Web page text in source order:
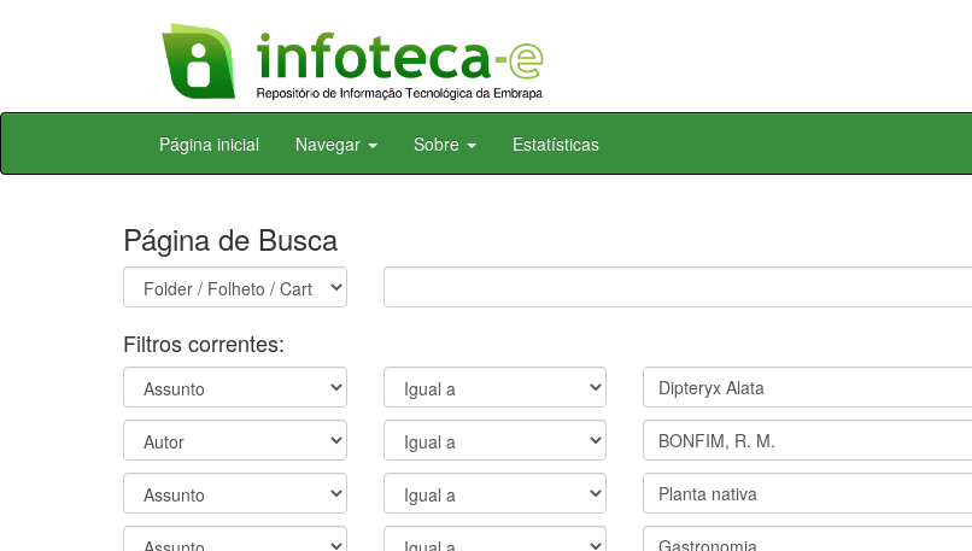
Skip
Página inicial Navegar Sobre Estatísticas
Página de Busca
Filtros correntes: